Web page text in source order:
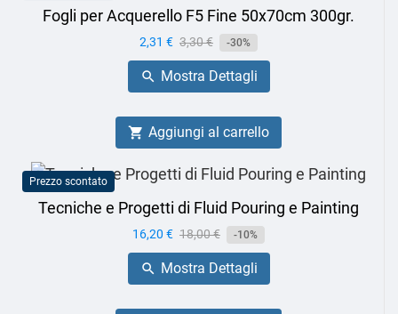
Fogli per Acquerello F5 Fine 50x70cm 300gr.
Prezzo
2,31 € Prezzo
base
3,30 € -30%
 Mostra Dettagli
 Aggiungi al carrello
Prezzo scontato
Tecniche e Progetti di Fluid Pouring e Painting
Prezzo
16,20 € Prezzo
base
18,00 € -10%
 Mostra Dettagli